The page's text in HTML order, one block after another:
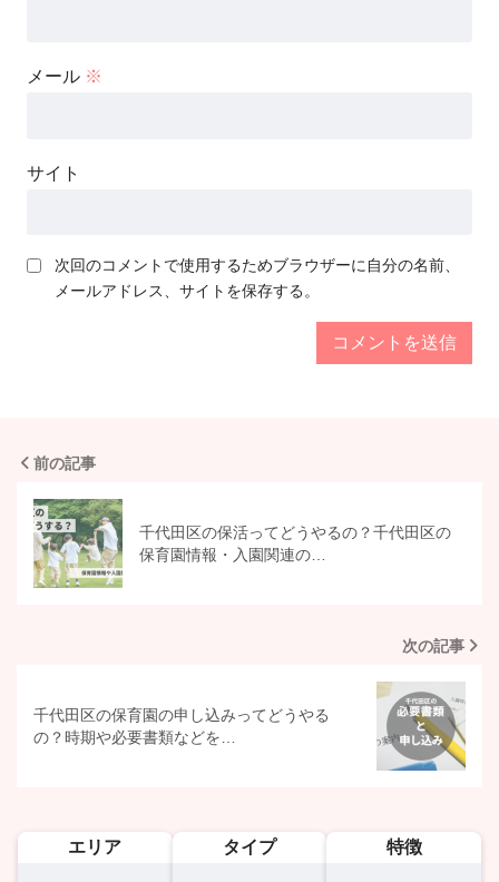
メール ※
サイト
次回のコメントで使用するためブラウザーに自分の名前、
メールアドレス、サイトを保存する。
前の記事
千代田区の保活ってどうやるの？千代田区の
保育園情報・入園関連の…
次の記事
千代田区の保育園の申し込みってどうやる
の？時期や必要書類などを…
エリア タイプ 特徴